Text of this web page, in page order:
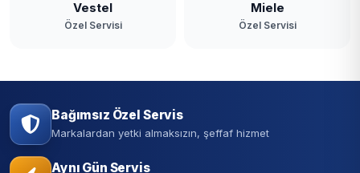
Vestel
Özel Servisi
Miele
Özel Servisi
Bağımsız Özel Servis
Markalardan yetki almaksızın, şeffaf hizmet
Aynı Gün Servis